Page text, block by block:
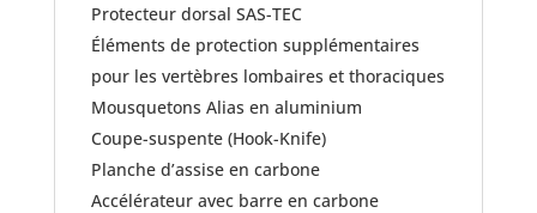
Protecteur dorsal SAS-TEC
Éléments de protection supplémentaires
pour les vertèbres lombaires et thoraciques
Mousquetons Alias en aluminium
Coupe-suspente (Hook-Knife)
Planche d’assise en carbone
Accélérateur avec barre en carbone